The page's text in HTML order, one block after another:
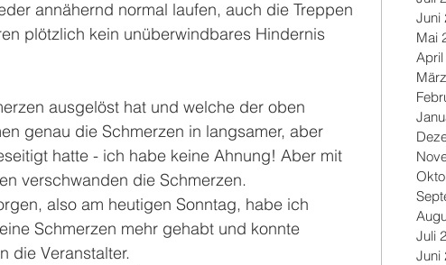
annähernd normal laufen, auch die Treppen
plötzlich kein unüberwindbares Hindernis
ausgelöst hat und welche der oben
genau die Schmerzen in langsamer, aber
hatte - ich habe keine Ahnung! Aber mit
verschwanden die Schmerzen.
also am heutigen Sonntag, habe ich
Schmerzen mehr gehabt und konnte
die Veranstalter.
Juni
Mai
April
Juli
Juni